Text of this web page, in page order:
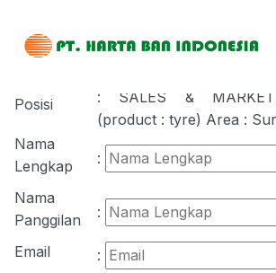
Posisi
: SALES &
(product : tyre) Area :
Nama
Lengkap
:
Nama
Panggilan
:
Email
: